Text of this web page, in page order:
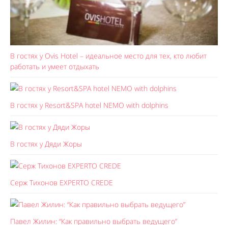
В гостях у Ovis Hotel – идеальное место для тех, кто любит
работать и умеет отдыхать
В гостях у Resort&SPA hotel NEMO with dolphins
В гостях у Дяди Жоры
Серж Тихонов EXPERTO CREDE
Павел Жилин: “Как правильно выбрать ведущего”